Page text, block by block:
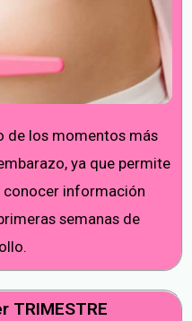
de los momentos más
ya que permite
información
semanas de
TRIMESTRE